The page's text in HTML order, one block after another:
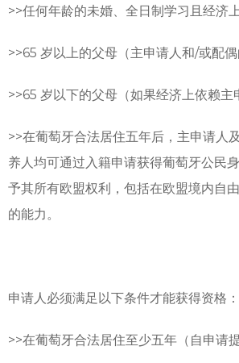
>>任何年龄的未婚、全日制学习且经济
>>65 岁以上的父母（主申请人和/或配偶
>>65 岁以下的父母（如果经济上依赖主
>>在葡萄牙合法居住五年后，主申请人
养人均可通过入籍申请获得葡萄牙公民
予其所有欧盟权利，包括在欧盟境内自
的能力。
申请人必须满足以下条件才能获得资格：
>>在葡萄牙合法居住至少五年（自申请